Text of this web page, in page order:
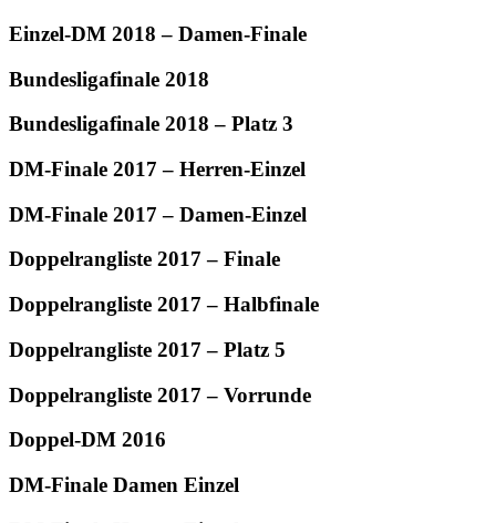
Einzel-DM 2018 – Damen-Finale
Bundesligafinale 2018
Bundesligafinale 2018 – Platz 3
DM-Finale 2017 – Herren-Einzel
DM-Finale 2017 – Damen-Einzel
Doppelrangliste 2017 – Finale
Doppelrangliste 2017 – Halbfinale
Doppelrangliste 2017 – Platz 5
Doppelrangliste 2017 – Vorrunde
Doppel-DM 2016
DM-Finale Damen Einzel